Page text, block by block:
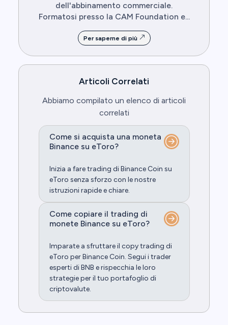
dell'abbinamento commerciale.
Formatosi presso la CAM Foundation e...
Per saperne di più
Articoli Correlati
Abbiamo compilato un elenco di articoli
correlati
Come si acquista una moneta
Binance su eToro?
Inizia a fare trading di Binance Coin su
eToro senza sforzo con le nostre
istruzioni rapide e chiare.
Come copiare il trading di
monete Binance su eToro?
Imparate a sfruttare il copy trading di
eToro per Binance Coin. Segui i trader
esperti di BNB e rispecchia le loro
strategie per il tuo portafoglio di
criptovalute.